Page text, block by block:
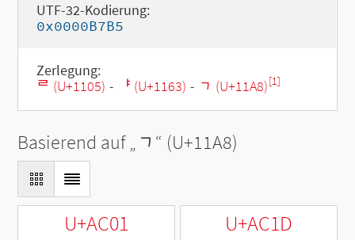
UTF-32-Kodierung:
0x0000B7B5
Zerlegung:
ᄅ (U+1105) - ᅣ (U+1163) - ᆨ (U+11A8)[1]
Basierend auf „ ᆨ “ (U+11A8)
U+AC01 U+AC1D